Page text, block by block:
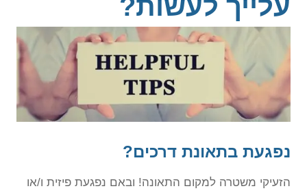
עלייך לעשות?
נפגעת בתאונת דרכים?
הזעיקי משטרה למקום התאונה! ובאם נפגעת פיזית ו/או